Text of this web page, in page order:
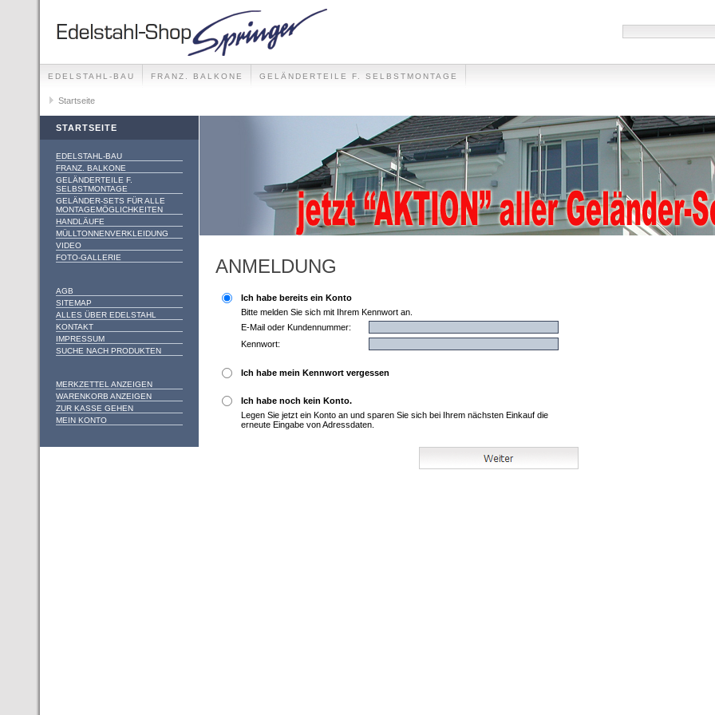
EDELSTAHL-BAU FRANZ. BALKONE GELÄNDERTEILE F. SELBSTMONTAGE
GELÄNDER-SETS FÜR ALLE MONTAGEMÖGLICHKEITEN
Startseite
STARTSEITE
EDELSTAHL-BAU
FRANZ. BALKONE
GELÄNDERTEILE F.
SELBSTMONTAGE
GELÄNDER-SETS FÜR ALLE
MONTAGEMÖGLICHKEITEN
HANDLÄUFE
MÜLLTONNENVERKLEIDUNG
VIDEO
FOTO-GALLERIE
AGB
SITEMAP
ALLES ÜBER EDELSTAHL
KONTAKT
IMPRESSUM
SUCHE NACH PRODUKTEN
MERKZETTEL ANZEIGEN
WARENKORB ANZEIGEN
ZUR KASSE GEHEN
MEIN KONTO
ANMELDUNG
Ich habe bereits ein Konto
Bitte melden Sie sich mit Ihrem Kennwort an.
E-Mail oder Kundennummer:
Kennwort:
Ich habe mein Kennwort vergessen
Ich habe noch kein Konto.
Legen Sie jetzt ein Konto an und sparen Sie sich bei Ihrem nächsten Einkauf die
erneute Eingabe von Adressdaten.